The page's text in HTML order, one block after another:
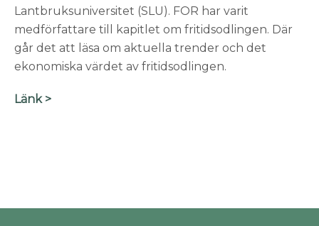
Lantbruksuniversitet (SLU). FOR har varit
medförfattare till kapitlet om fritidsodlingen. Där
går det att läsa om aktuella trender och det
ekonomiska värdet av fritidsodlingen.
Länk >